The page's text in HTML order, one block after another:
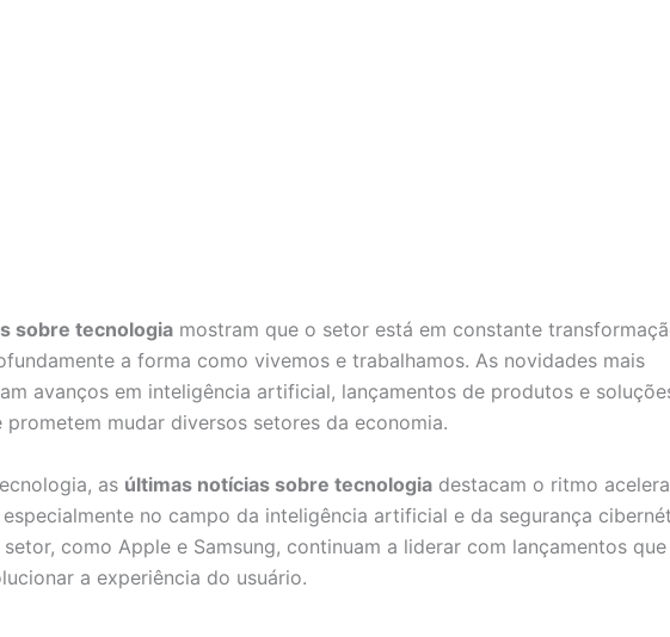
sobre tecnologia mostram que o setor está em constante
a forma como vivemos e trabalhamos. As novidades mais
avanços em inteligência artificial, lançamentos de produtos e
prometem mudar diversos setores da economia.
as últimas notícias sobre tecnologia destacam o ritmo
no campo da inteligência artificial e da segurança
como Apple e Samsung, continuam a liderar com lançamentos que
a experiência do usuário.